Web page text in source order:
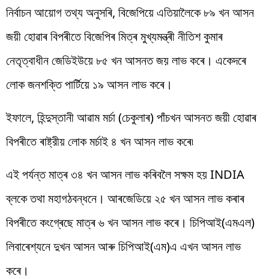
নিৰ্বাচন আয়োগ তথ্য অনুসৰি, বিজেপিয়ে এতিয়ালৈকে ৮৯ খন আসন
জয়ী হোৱাৰ বিপৰীতে বিজেপিৰ মিত্ৰ মুখ্যমন্ত্ৰী নীতিশ কুমাৰ
নেতৃত্বাধীন জেডিইউয়ে ৮৫ খন আসনত জয় লাভ কৰে। একেদৰে
লোক জনশক্তি পাৰ্টিয়ে ১৯ আসন লাভ কৰে।
ইফালে, হিন্দুস্তানী আৱাম মর্চা (চেকুলাৰ) পাঁচখন আসনত জয়ী হোৱাৰ
বিপৰীতে ৰাষ্ট্রীয় লোক মর্চাই ৪ খন আসন লাভ কৰে৷
এই পৰ্যন্ত মাত্ৰ ৩৪ খন আসন লাভ কৰিবলৈ সক্ষম হয় INDIA
ব্লকে তথা মহাগঠবন্ধনে। আৰজেডিয়ে ২৫ খন আসন লাভ কৰাৰ
বিপৰীতে কংগ্ৰেছে মাত্ৰ ৬ খন আসন লাভ কৰে। চিপিআই(এমএল)
লিবাৰেশ্যনে দুখন আসন আৰু চিপিআই(এম)এ এখন আসন লাভ
কৰে।